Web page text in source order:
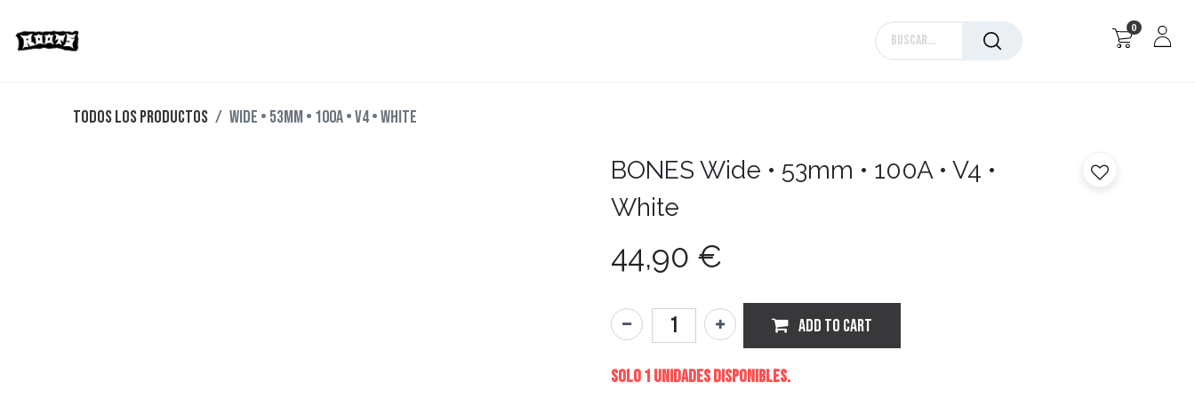
0
Todos los productos Wide • 53mm • 100A • V4 • White
BONES Wide • 53mm • 100A • V4 •
White
44,90 €
ADD TO CART
Solo 1 Unidades disponibles.